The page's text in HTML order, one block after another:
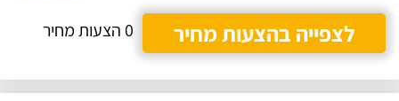
לצפייה בהצעות מחיר
0 הצעות מחיר